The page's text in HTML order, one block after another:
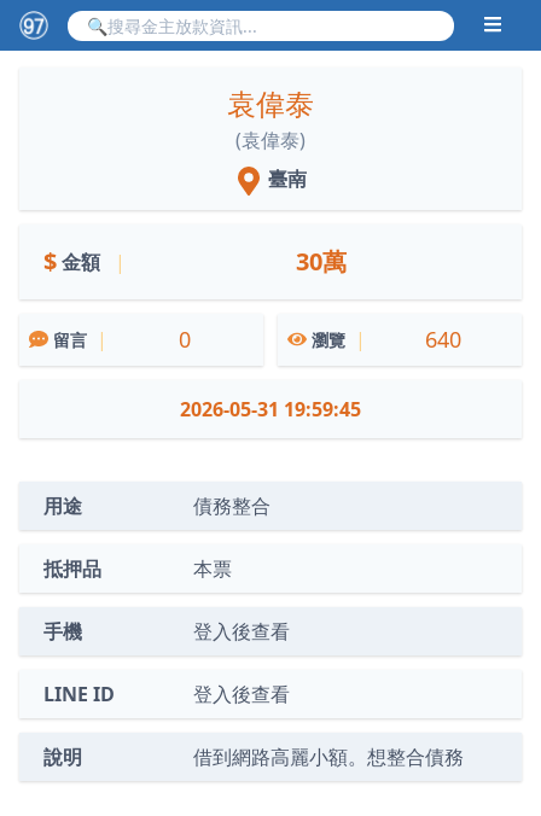
袁偉泰
(袁偉泰)
臺南
$金額 | 30萬
留言 | 0 瀏覽 | 640
2026-05-31 19:59:45
用途 債務整合
抵押品 本票
手機 登入後查看
LINE ID 登入後查看
說明 借到網路高麗小額。想整合債務